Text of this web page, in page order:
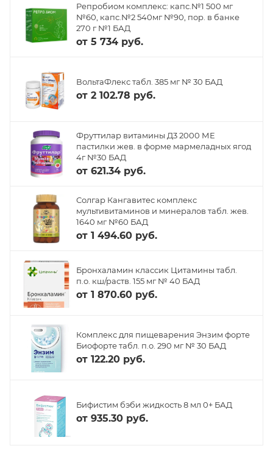
Репробиом комплекс: капс.№1 500 мг
№60, капс.№2 540мг №90, пор. в банке
270 г №1 БАД
от 5 734 руб.
ВольтаФлекс табл. 385 мг № 30 БАД
от 2 102.78 руб.
Фруттилар витамины Д3 2000 МЕ
пастилки жев. в форме мармеладных ягод
4г №30 БАД
от 621.34 руб.
Солгар Кангавитес комплекс
мультивитаминов и минералов табл. жев.
1640 мг №60 БАД
от 1 494.60 руб.
Бронхаламин классик Цитамины табл.
п.о. кш/раств. 155 мг № 40 БАД
от 1 870.60 руб.
Комплекс для пищеварения Энзим форте
Биофорте табл. п.о. 290 мг № 30 БАД
от 122.20 руб.
Бифистим бэби жидкость 8 мл 0+ БАД
от 935.30 руб.